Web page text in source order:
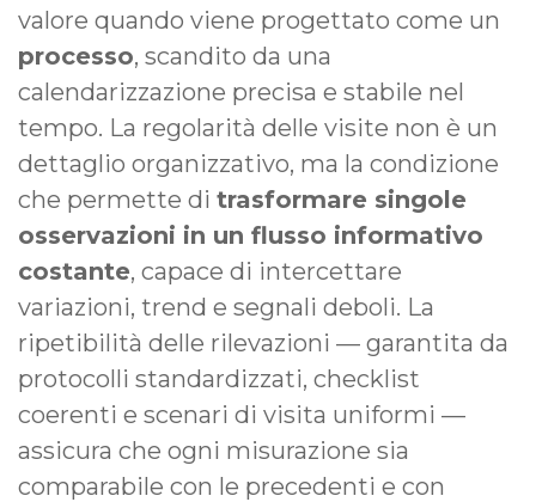
valore quando viene progettato come un
processo, scandito da una
calendarizzazione precisa e stabile nel
tempo. La regolarità delle visite non è un
dettaglio organizzativo, ma la condizione
che permette di trasformare singole
osservazioni in un flusso informativo
costante, capace di intercettare
variazioni, trend e segnali deboli. La
ripetibilità delle rilevazioni — garantita da
protocolli standardizzati, checklist
coerenti e scenari di visita uniformi —
assicura che ogni misurazione sia
comparabile con le precedenti e con